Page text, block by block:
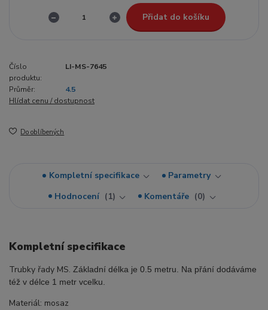
Přidat do košíku
Číslo
produktu:
LI-MS-7645
Průměr:
4.5
Hlídat cenu / dostupnost
Do oblíbených
Kompletní specifikace
Parametry
Hodnocení
1 Komentáře 0
Kompletní specifikace
Trubky řady MS. Základní délka je 0.5 metru. Na přání dodáváme
též v délce 1 metr vcelku.
Materiál: mosaz